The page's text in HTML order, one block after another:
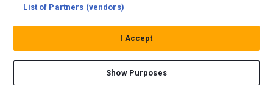
“När man pratar om SvFF i framtiden kan man lyfta fram
List of Partners (vendors)
I Accept
Show Purposes